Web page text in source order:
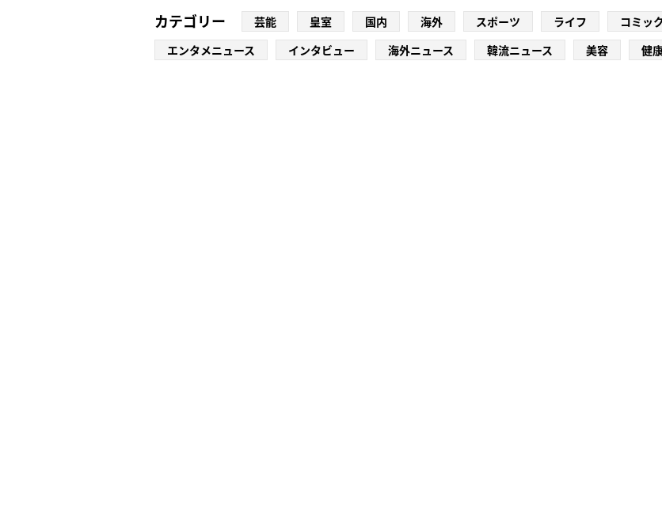
カテゴリー 芸能 皇室 国内 海外 スポーツ ライフ コミッ
エンタメニュース
インタビュー 海外ニュース 韓流ニュース 美容 健